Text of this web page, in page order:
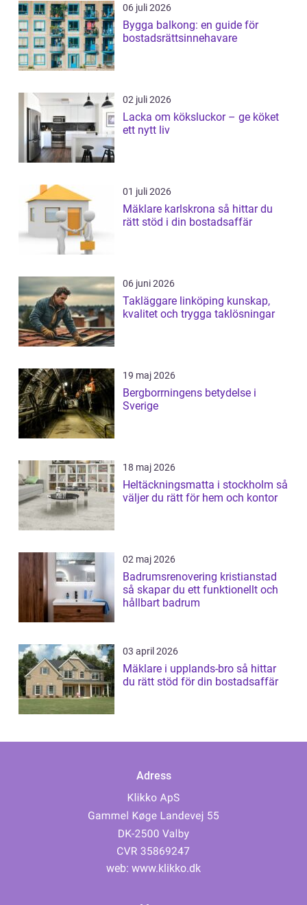
06 juli 2026
Bygga balkong: en guide för
bostadsrättsinnehavare
02 juli 2026
Lacka om köksluckor – ge köket
ett nytt liv
01 juli 2026
Mäklare karlskrona så hittar du
rätt stöd i din bostadsaffär
06 juni 2026
Takläggare linköping kunskap,
kvalitet och trygga taklösningar
19 maj 2026
Bergborrningens betydelse i
Sverige
18 maj 2026
Heltäckningsmatta i stockholm så
väljer du rätt för hem och kontor
02 maj 2026
Badrumsrenovering kristianstad
så skapar du ett funktionellt och
hållbart badrum
03 april 2026
Mäklare i upplands-bro så hittar
du rätt stöd för din bostadsaffär
Adress
web: www.klikko.dk